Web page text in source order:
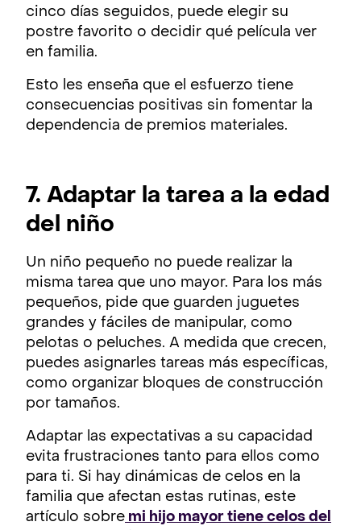
cinco días seguidos, puede elegir su
postre favorito o decidir qué película ver
en familia.
Esto les enseña que el esfuerzo tiene
consecuencias positivas sin fomentar la
dependencia de premios materiales.
7. Adaptar la tarea a la edad
del niño
Un niño pequeño no puede realizar la
misma tarea que uno mayor. Para los más
pequeños, pide que guarden juguetes
grandes y fáciles de manipular, como
pelotas o peluches. A medida que crecen,
puedes asignarles tareas más específicas,
como organizar bloques de construcción
por tamaños.
Adaptar las expectativas a su capacidad
evita frustraciones tanto para ellos como
para ti. Si hay dinámicas de celos en la
familia que afectan estas rutinas, este
artículo sobre mi hijo mayor tiene celos del